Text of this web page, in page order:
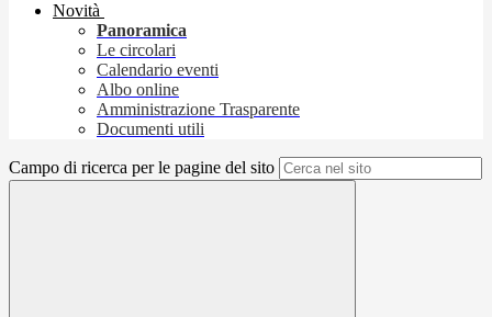
Novità
Panoramica
Le circolari
Calendario eventi
Albo online
Amministrazione Trasparente
Documenti utili
Campo di ricerca per le pagine del sito